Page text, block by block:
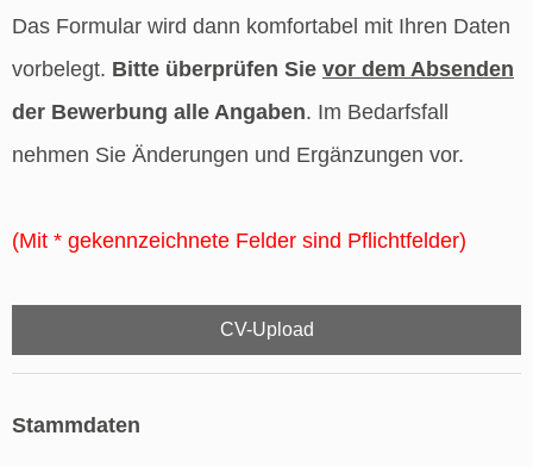
Das Formular wird dann komfortabel mit Ihren Daten
vorbelegt. Bitte überprüfen Sie vor dem Absenden
der Bewerbung alle Angaben. Im Bedarfsfall
nehmen Sie Änderungen und Ergänzungen vor.
(Mit * gekennzeichnete Felder sind Pflichtfelder)
CV-Upload
Stammdaten